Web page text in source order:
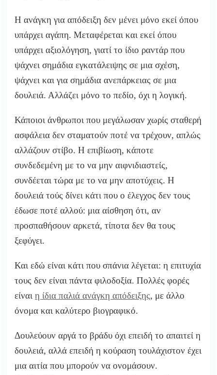
Η ανάγκη για απόδειξη δεν μένει μόνο εκεί όπου
υπάρχει αγάπη. Μεταφέρεται και εκεί όπου
υπάρχει αξιολόγηση, γιατί το ίδιο ραντάρ που
ψάχνει σημάδια εγκατάλειψης σε μια σχέση,
ψάχνει και για σημάδια ανεπάρκειας σε μια
δουλειά. Αλλάζει μόνο το πεδίο, όχι η λογική.
Κάποιοι άνθρωποι που μεγάλωσαν χωρίς σταθερή
ασφάλεια δεν σταματούν ποτέ να τρέχουν, απλώς
αλλάζουν στίβο. Η επιβίωση, κάποτε
συνδεδεμένη με το να μην αιφνιδιαστείς,
συνδέεται τώρα με το να μην αποτύχεις. Η
δουλειά τούς δίνει κάτι που ο έλεγχος δεν τους
έδωσε ποτέ αλλού: μια αίσθηση ότι, αν
προσπαθήσουν αρκετά, τίποτα δεν θα τους
ξεφύγει.
Και εδώ είναι κάτι που σπάνια λέγεται: η επιτυχία
τους δεν είναι πάντα φιλοδοξία. Πολλές φορές
είναι η ίδια παλιά ανάγκη απόδειξης, με άλλο
όνομα και καλύτερο βιογραφικό.
Δουλεύουν αργά το βράδυ όχι επειδή το απαιτεί η
δουλειά, αλλά επειδή η κούραση τουλάχιστον έχει
μια αιτία που μπορούν να ονομάσουν.